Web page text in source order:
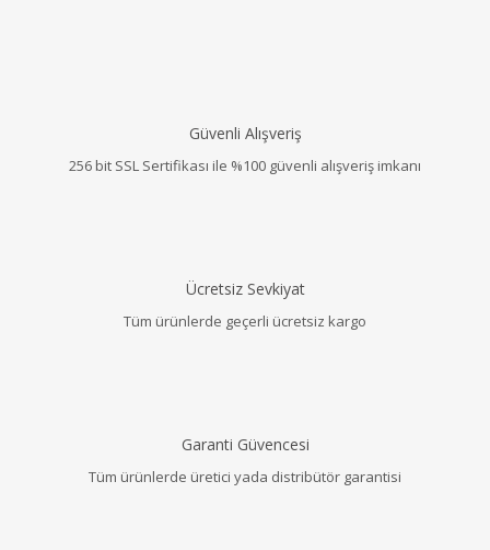
Güvenli Alışveriş
256 bit SSL Sertifikası ile %100 güvenli alışveriş imkanı
Ücretsiz Sevkiyat
Tüm ürünlerde geçerli ücretsiz kargo
Garanti Güvencesi
Tüm ürünlerde üretici yada distribütör garantisi